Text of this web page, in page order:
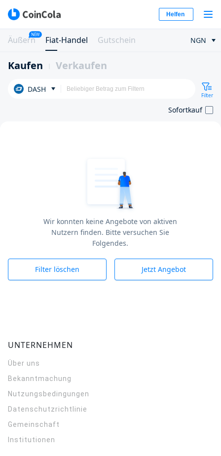
Helfen
Äußern
NEW
Fiat-Handel Gutschein NGN
Kaufen Verkaufen
DASH
Filter
Sofortkauf
Wir konnten keine Angebote von aktiven
Nutzern finden. Bitte versuchen Sie
Folgendes.
Filter löschen Jetzt Angebot
UNTERNEHMEN
Über uns
Bekanntmachung
Nutzungsbedingungen
Datenschutzrichtlinie
Gemeinschaft
Institutionen